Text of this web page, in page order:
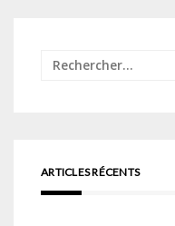
Rechercher :
ARTICLES RÉCENTS